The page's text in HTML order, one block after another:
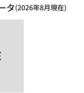
タ(2026年8月現在)